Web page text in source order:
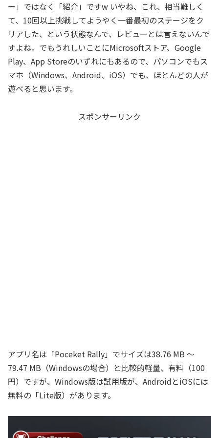
ー」ではなく「紹介」ですw いやね、これ、相当難しく
て、10回以上挑戦してようやく一番最初のステージをク
リアした、という状態なんで、レビューとは言えないんで
すよね。でもうれしいことにMicrosoftストア、Google
Play、App Storeのいずれにもあるので、パソコンでもス
マホ（Windows、Android、iOS）でも、ほとんどの人が
遊べると思います。
スポンサーリンク
アプリ名は「Poceket Rally」でサイズは38.76 MB ～
79.47 MB（Windowsの場合）と比較的軽量、有料（100
円）ですが、Windows版は試用版が、AndroidとiOSには
無料の「Lite版）があります。